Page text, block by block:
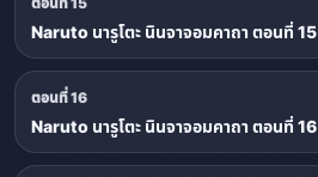
Naruto นารูโตะ นินจาจอมคาถา ตอนที่ 15
ตอนที่ 16
Naruto นารูโตะ นินจาจอมคาถา ตอนที่ 16